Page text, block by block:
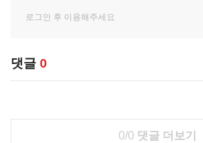
댓글 0
0/0 댓글 더보기